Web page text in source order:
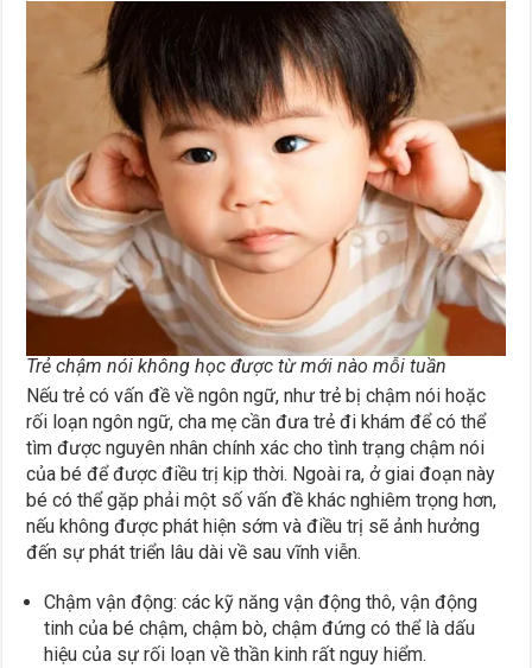
Trẻ chậm nói không học được từ mới nào mỗi tuần
Nếu trẻ có vấn đề về ngôn ngữ, như trẻ bị chậm nói hoặc
rối loạn ngôn ngữ, cha mẹ cần đưa trẻ đi khám để có thể
tìm được nguyên nhân chính xác cho tình trạng chậm nói
của bé để được điều trị kịp thời. Ngoài ra, ở giai đoạn này
bé có thể gặp phải một số vấn đề khác nghiêm trọng hơn,
nếu không được phát hiện sớm và điều trị sẽ ảnh hưởng
đến sự phát triển lâu dài về sau vĩnh viễn.
Chậm vận động: các kỹ năng vận động thô, vận động
tinh của bé chậm, chậm bò, chậm đứng có thể là dấu
hiệu của sự rối loạn về thần kinh rất nguy hiểm.